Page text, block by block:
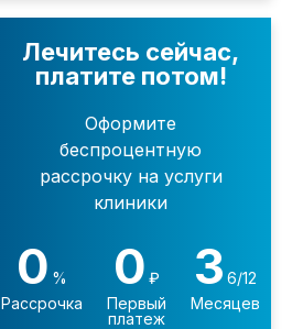
Лечитесь сейчас,
платите потом!
Оформите
беспроцентную
рассрочку на услуги
клиники
0 %
Рассрочка
0 ₽
Первый
платеж
3 6/12
Месяцев